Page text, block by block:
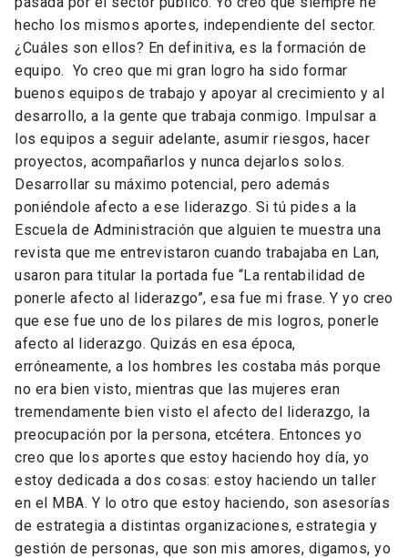
hecho los mismos aportes, independiente del sector.
¿Cuáles son ellos? En definitiva, es la formación de
equipo. Yo creo que mi gran logro ha sido formar
buenos equipos de trabajo y apoyar al crecimiento y al
desarrollo, a la gente que trabaja conmigo. Impulsar a
los equipos a seguir adelante, asumir riesgos, hacer
proyectos, acompañarlos y nunca dejarlos solos.
Desarrollar su máximo potencial, pero además
poniéndole afecto a ese liderazgo. Si tú pides a la
Escuela de Administración que alguien te muestra una
revista que me entrevistaron cuando trabajaba en Lan,
usaron para titular la portada fue “La rentabilidad de
ponerle afecto al liderazgo”, esa fue mi frase. Y yo creo
que ese fue uno de los pilares de mis logros, ponerle
afecto al liderazgo. Quizás en esa época,
erróneamente, a los hombres les costaba más porque
no era bien visto, mientras que las mujeres eran
tremendamente bien visto el afecto del liderazgo, la
preocupación por la persona, etcétera. Entonces yo
creo que los aportes que estoy haciendo hoy día, yo
estoy dedicada a dos cosas: estoy haciendo un taller
en el MBA. Y lo otro que estoy haciendo, son asesorías
de estrategia a distintas organizaciones, estrategia y
gestión de personas, que son mis amores, digamos, yo